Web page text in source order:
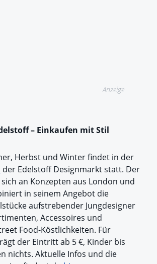
Anzeige
– Einkaufen mit Stil
Herbst und Winter findet in der
der Edelstoff Designmarkt statt. Der
an Konzepten aus London und
in seinem Angebot die
aufstrebender Jungdesigner
Accessoires und
Food-Köstlichkeiten. Für
der Eintritt ab 5 €, Kinder bis
nichts. Aktuelle Infos und die